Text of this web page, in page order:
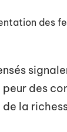
des
peur des
la